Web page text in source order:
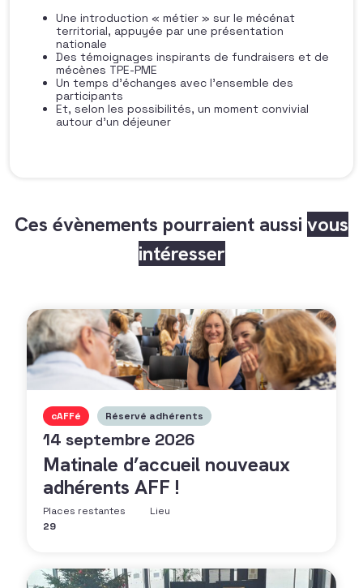
Une introduction « métier » sur le mécénat
territorial, appuyée par une présentation
nationale
Des témoignages inspirants de fundraisers et de
mécènes TPE-PME
Un temps d’échanges avec l’ensemble des
participants
Et, selon les possibilités, un moment convivial
autour d’un déjeuner
Ces évènements pourraient aussi vous
intéresser
cAFFé Réservé adhérents
14 septembre 2026
Matinale d’accueil nouveaux
adhérents AFF !
Places restantes
29
Lieu